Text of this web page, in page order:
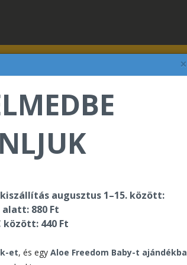
×
augusztus 1–15. között:
alatt: 880 Ft
között: 440 Ft
et, és egy Aloe Freedom Baby-t ajándékba